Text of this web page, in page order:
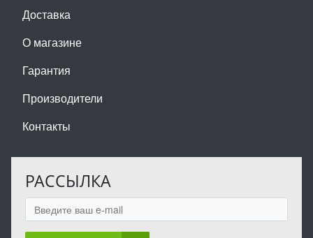
Доставка
О магазине
Гарантия
Производители
Контакты
РАССЫЛКА